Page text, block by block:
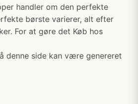
handler om den perfekte
børste varierer, alt efter
For at gøre det Køb hos
denne side kan være genereret